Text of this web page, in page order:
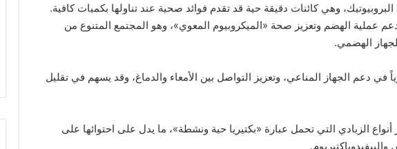
وهي كائنات دقيقة حية قد تقدم فوائد صحية عند تناولها بكميات كافية.
دعم عملية الهضم وتعزيز صحة «الميكروبيوم المعوي»، وهو المجتمع المتنوع من
الهضمي.
في دعم الجهاز المناعي، وتعزيز التواصل بين الأمعاء والدماغ، وقد يسهم في تقليل
أنواع الزبادي التي تحمل عبارة «بكتيريا حية ونشطة»، ما يدل على احتوائها على